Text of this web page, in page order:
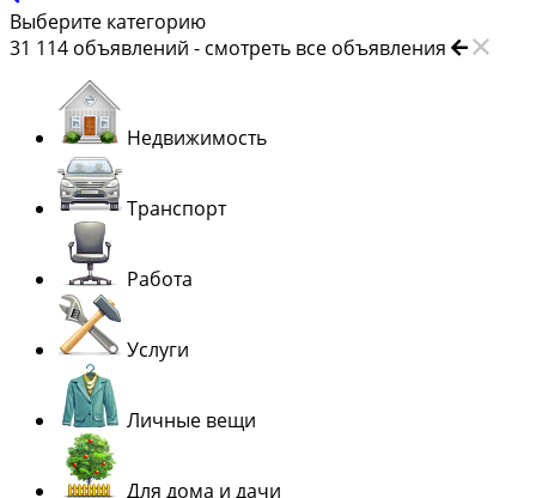
Выберите категорию
31 114 объявлений - смотреть все объявления
Недвижимость
Транспорт
Работа
Услуги
Личные вещи
Для дома и дачи